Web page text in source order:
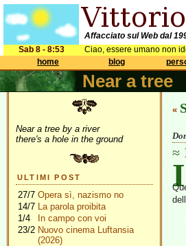
Affacciato sul Web dal
Sab 8 - 8:53
Ciao, essere umano non
home
blog
Near a tree
Near a tree by a river
there's a hole in the ground
ULTIMI POST
27/7 Opera sì, nazismo no
14/7 La parola proibita
1/4
In campo con voi
23/2 Nuovo cinema Luftansia
(2026)
«
I